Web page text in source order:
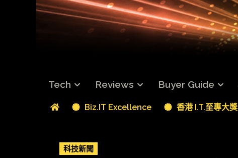
Tech Reviews Buyer Guide
Biz.IT Excellence 香港 I.T.至專大獎
科技新聞